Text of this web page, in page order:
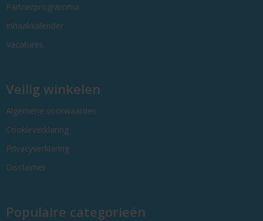
Partnerprogramma
Inhaakkalender
Vacatures
Veilig winkelen
Algemene voorwaarden
Cookieverklaring
Privacyverklaring
Disclaimer
Populaire categorieën